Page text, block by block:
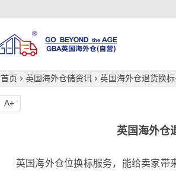
首页 英国海外仓储资讯 英国海外仓退货换标
英国海外仓
A+
英国海外仓位换标服务，能给卖家带